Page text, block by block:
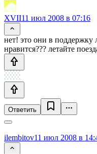
XVII11 июл 2008 в 07:16
нет! это они в
нравится??? летайте
Ответить
ilembitov11 июл 2008 в